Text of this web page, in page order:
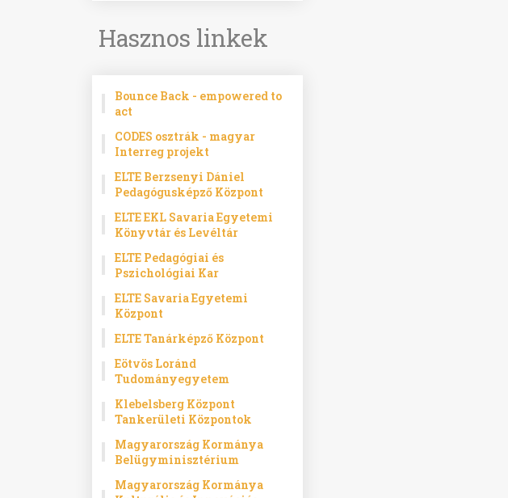
Hasznos linkek
Bounce Back - empowered to
act
CODES osztrák - magyar
Interreg projekt
ELTE Berzsenyi Dániel
Pedagógusképző Központ
ELTE EKL Savaria Egyetemi
Könyvtár és Levéltár
ELTE Pedagógiai és
Pszichológiai Kar
ELTE Savaria Egyetemi
Központ
ELTE Tanárképző Központ
Eötvös Loránd
Tudományegyetem
Klebelsberg Központ
Tankerületi Központok
Magyarország Kormánya
Belügyminisztérium
Magyarország Kormánya